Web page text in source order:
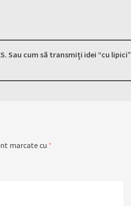
Sau cum să transmiți idei “cu lipici”
marcate cu *